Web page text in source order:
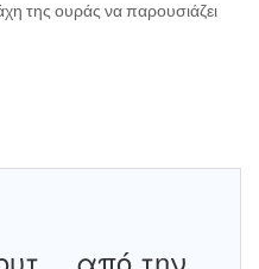
της ουράς να παρουσιάζει